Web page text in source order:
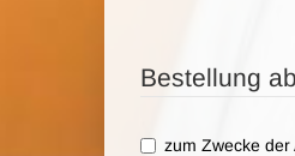
Bestellung
zum Zwecke